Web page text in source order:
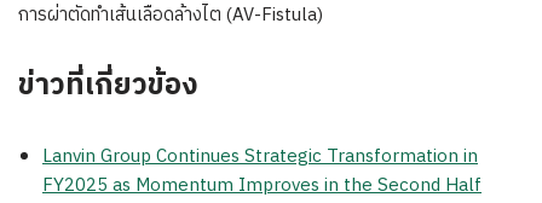
การผ่าตัดทำเส้นเลือดล้างไต (AV-Fistula)
ข่าวที่เกี่ยวข้อง
Lanvin Group Continues Strategic Transformation in
FY2025 as Momentum Improves in the Second Half